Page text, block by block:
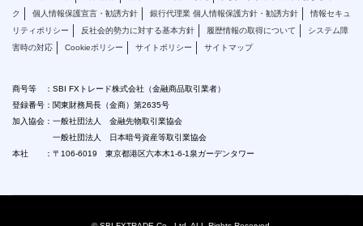
ク
個人情報保護宣言・勧誘方針 銀行代理業 個人情報保護方針・勧誘方針
情報セキュ
リティポリシー
反社会的勢力に対する基本方針 履歴情報の取得について
システム障
害時の対応
Cookieポリシー サイトポリシー サイトマップ
商号等 ：SBI FXトレード株式会社（金融商品取引業者）
登録番号：関東財務局長（金商）第2635号
加入協会：一般社団法人 金融先物取引業協会
一般社団法人 日本暗号資産等取引業協会
本社 ：〒106-6019 東京都港区六本木1-6-1泉ガーデンタワー